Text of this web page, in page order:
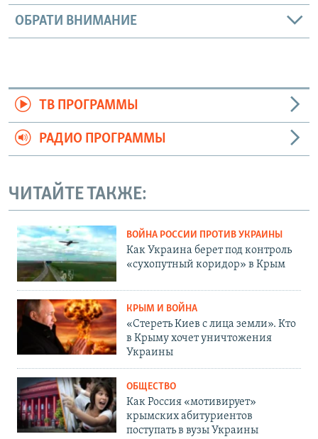
ОБРАТИ ВНИМАНИЕ
ТВ ПРОГРАММЫ
РАДИО ПРОГРАММЫ
ЧИТАЙТЕ ТАКЖЕ:
ВОЙНА РОССИИ ПРОТИВ УКРАИНЫ
Как Украина берет под контроль
«сухопутный коридор» в Крым
КРЫМ И ВОЙНА
«Стереть Киев с лица земли». Кто
в Крыму хочет уничтожения
Украины
ОБЩЕСТВО
Как Россия «мотивирует»
крымских абитуриентов
поступать в вузы Украины